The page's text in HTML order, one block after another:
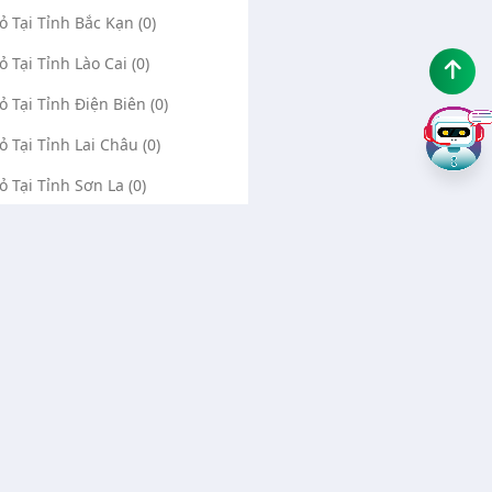
Tại Tỉnh Bắc Kạn (0)
Tại Tỉnh Lào Cai (0)
Tại Tỉnh Điện Biên (0)
Tại Tỉnh Lai Châu (0)
Tại Tỉnh Sơn La (0)